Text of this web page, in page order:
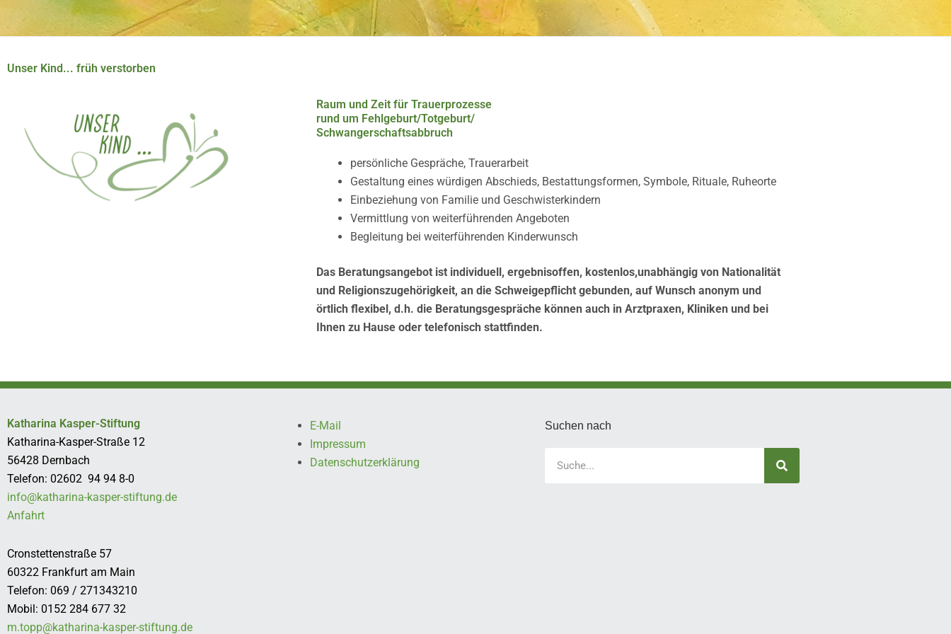
Unser Kind... früh verstorben
Raum und Zeit für Trauerprozesse
rund um Fehlgeburt/Totgeburt/
Schwangerschaftsabbruch
persönliche Gespräche, Trauerarbeit
Gestaltung eines würdigen Abschieds, Bestattungsformen, Symbole, Rituale, Ruheorte
Einbeziehung von Familie und Geschwisterkindern
Vermittlung von weiterführenden Angeboten
Begleitung bei weiterführenden Kinderwunsch
Das Beratungsangebot ist individuell, ergebnisoffen, kostenlos,unabhängig von Nationalität
und Religionszugehörigkeit, an die Schweigepflicht gebunden, auf Wunsch anonym und
örtlich flexibel, d.h. die Beratungsgespräche können auch in Arztpraxen, Kliniken und bei
Ihnen zu Hause oder telefonisch stattfinden.
Katharina Kasper-Stiftung
Katharina-Kasper-Straße 12
56428 Dernbach
Telefon: 02602 94 94 8-0
info@katharina-kasper-stiftung.de
Anfahrt
Cronstettenstraße 57
60322 Frankfurt am Main
Telefon: 069 / 271343210
Mobil: 0152 284 677 32
m.topp@katharina-kasper-stiftung.de
E-Mail
Impressum
Datenschutzerklärung
Suchen nach